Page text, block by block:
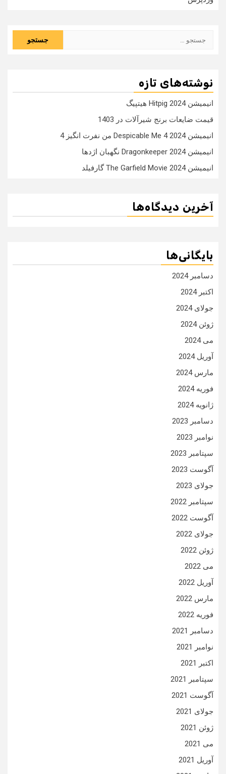
نوشته‌های تازه
انیمیشن Hitpig 2024 هیتپیگ
قیمت ضایعات برنج شیرآلات در 1403
انیمیشن Despicable Me 4 2024 من نفرت انگیز 4
انیمیشن Dragonkeeper 2024 نگهبان اژدها
انیمیشن The Garfield Movie 2024 گارفیلد
آخرین دیدگاه‌ها
بایگانی‌ها
دسامبر 2024
اکتبر 2024
جولای 2024
ژوئن 2024
می 2024
آوریل 2024
مارس 2024
فوریه 2024
ژانویه 2024
دسامبر 2023
نوامبر 2023
سپتامبر 2023
آگوست 2023
جولای 2023
سپتامبر 2022
آگوست 2022
جولای 2022
ژوئن 2022
می 2022
آوریل 2022
مارس 2022
فوریه 2022
دسامبر 2021
نوامبر 2021
اکتبر 2021
سپتامبر 2021
آگوست 2021
جولای 2021
ژوئن 2021
می 2021
آوریل 2021